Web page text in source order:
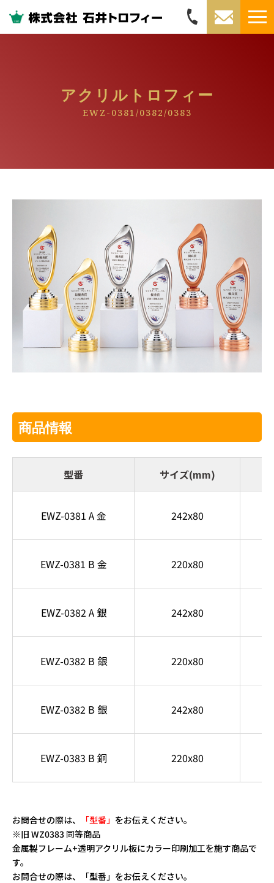
アクリルトロフィー
EWZ-0381/0382/0383
商品情報
型番 サイズ(mm)
EWZ-0381 A 金 242x80
EWZ-0381 B 金 220x80
EWZ-0382 A 銀 242x80
EWZ-0382 B 銀 220x80
EWZ-0382 B 銀 242x80
EWZ-0383 B 銅 220x80
お問合せの際は、 「型番」 をお伝えください。
※旧 WZ0383 同等商品
金属製フレーム+透明アクリル板にカラー印刷加工を施す商品で
す。
お問合せの際は、「型番」をお伝えください。